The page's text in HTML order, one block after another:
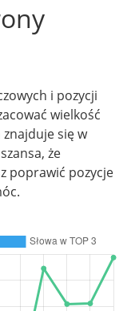
i pozycji
wielkość
się w
że
poprawić pozycje